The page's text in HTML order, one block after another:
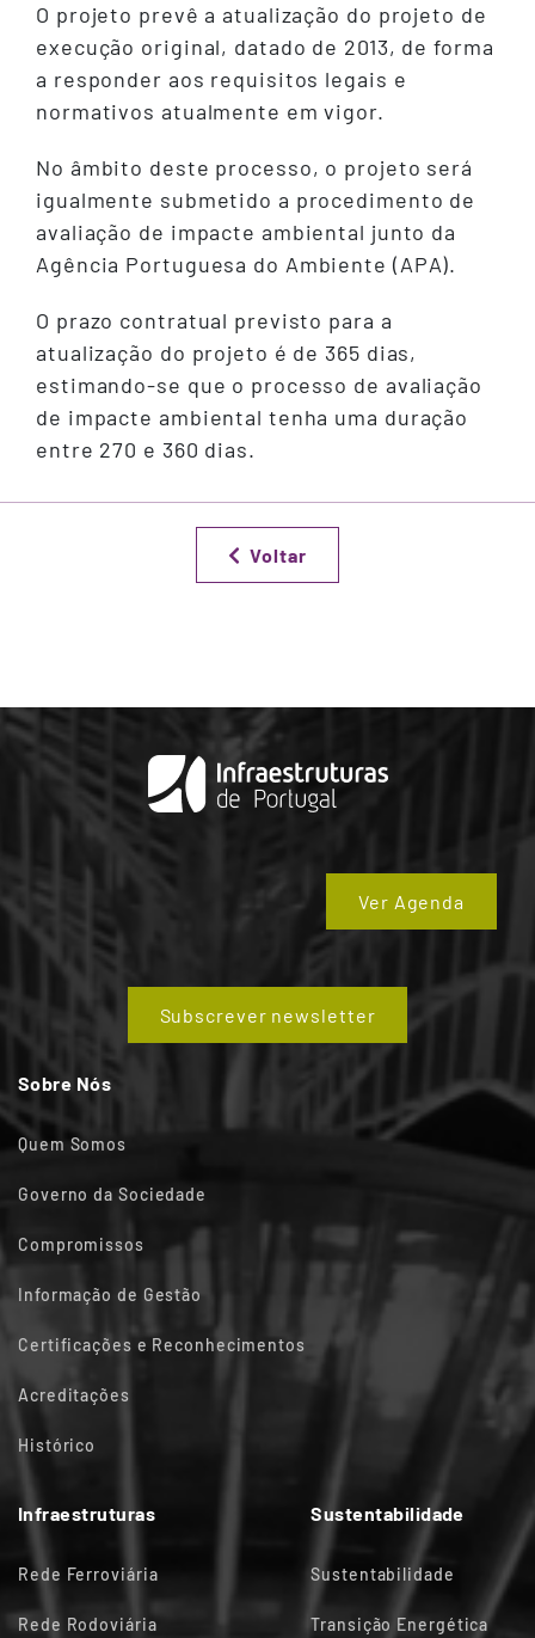
O projeto prevê a atualização do projeto de
execução original, datado de 2013, de forma
a responder aos requisitos legais e
normativos atualmente em vigor.
No âmbito deste processo, o projeto será
igualmente submetido a procedimento de
avaliação de impacte ambiental junto da
Agência Portuguesa do Ambiente (APA).
O prazo contratual previsto para a
atualização do projeto é de 365 dias,
estimando-se que o processo de avaliação
de impacte ambiental tenha uma duração
entre 270 e 360 dias.
Voltar
Ver Agenda
Subscrever newsletter
Sobre Nós
Quem Somos
Governo da Sociedade
Compromissos
Informação de Gestão
Certificações e Reconhecimentos
Acreditações
Histórico
Infraestruturas
Rede Ferroviária
Rede Rodoviária
Sustentabilidade
Sustentabilidade
Transição Energética